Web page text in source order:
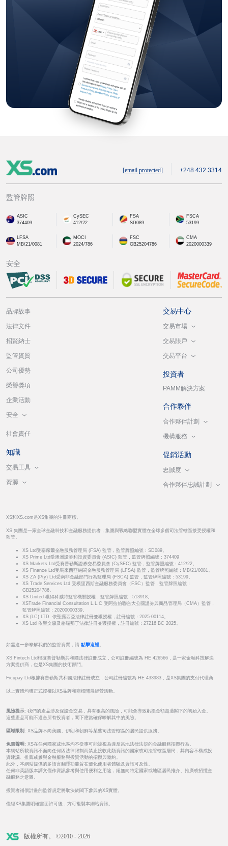
[email protected] +248 432 3314
監管牌照
ASIC
374409
CySEC
412/22
FSA
SD089
FSCA
53199
LFSA
MB/21/0081
MOCI
2024/786
FSC
GB25204786
CMA
2020000339
安全
品牌故事
法律文件
招賢納士
監管資質
公司優勢
榮譽獎項
企業活動
安全
社會責任
知識
交易工具
資源
交易中心
交易市場
交易賬戶
交易平台
投資者
PAMM解決方案
合作夥伴
合作夥伴計劃
機構服務
促銷活動
忠誠度
合作夥伴忠誠計劃
XS和XS.com是XS集團的注冊商標。
XS 集團是一家全球金融科技和金融服務提供者，集團與戰略聯盟實體在全球多個司法管轄區接受授權和
監管。
XS Ltd受塞席爾金融服務管理局 (FSA) 監管，監管牌照編號：SD089。
XS Prime Ltd受澳洲證券和投資委員會 (ASIC) 監管，監管牌照編號：374409
XS Markets Ltd受賽普勒斯證券交易委員會 (CySEC) 監管，監管牌照編號：412/22。
XS Finance Ltd受馬來西亞納閩金融服務管理局 (LFSA) 監管，監管牌照編號：MB/21/0081。
XS ZA (Pty) Ltd受南非金融部門行為監理局 (FSCA) 監管，監管牌照編號：53199。
XS Trade Services Ltd 受模里西斯金融服務委員會（FSC）監管，監管牌照編號：
GB25204786。
XS United 獲得科威特監管機關授權，監管牌照編號：513918。
XSTrade Financial Consultation L.L.C 受阿拉伯聯合大公國證券與商品管理局（CMA）監管，
監管牌照編號：20200000339。
XS (LC) LTD. 依聖露西亞法律註冊並獲授權，註冊編號：2025-00114。
XS Ltd 依聖文森及格瑞那丁法律註冊並獲授權，註冊編號：27216 BC 2025。
如需進一步瞭解我們的監管資質，請 點擊這裡。
XS Fintech Ltd根據賽普勒斯共和國法律註冊成立，公司註冊編號為 HE 426566，是一家金融科技解決
方案提供商，也是XS集團的技術部門。
Ficupay Ltd根據賽普勒斯共和國法律註冊成立，公司註冊編號為 HE 433983，是XS集團的支付代理商
以上實體均獲正式授權以XS品牌和商標開展經營活動。
風險提示: 我們的產品涉及保證金交易，具有很高的風險，可能會導致虧損金額超過閣下的初始入金。
這些產品可能不適合所有投資者，閣下應當確保瞭解其中的風險。
區域限制: XS品牌不向美國、伊朗和朝鮮等某些司法管轄區的居民提供服務。
免責聲明: XS在任何國家或地區均不從事可能被視為違反當地法律法規的金融服務招攬行為。
本網站所載資訊不面向任何因法律限制而禁止接收此類資訊的國家或司法管轄區居民，其內容不構成投
資建議、推薦或參與金融服務與投資活動的招攬與邀約。
此外，本網站提供的多語言翻譯功能旨在優化使用者體驗及資訊可及性。
任何非英語版本譯文僅作資訊參考與使用便利之用途，絕無向特定國家或地區居民推介、推廣或招攬金
融服務之意圖。
投資者補償計畫的監管規定將取決於閣下參與的XS實體。
僅經XS集團明確書面許可後，方可複製本網站資訊。
版權所有。 ©2010 - 2026